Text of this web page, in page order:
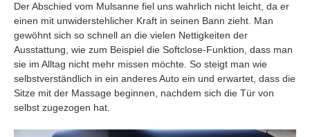
Der Abschied vom Mulsanne fiel uns wahrlich nicht leicht, da er
einen mit unwiderstehlicher Kraft in seinen Bann zieht. Man
gewöhnt sich so schnell an die vielen Nettigkeiten der
Ausstattung, wie zum Beispiel die Softclose-Funktion, dass man
sie im Alltag nicht mehr missen möchte. So steigt man wie
selbstverständlich in ein anderes Auto ein und erwartet, dass die
Sitze mit der Massage beginnen, nachdem sich die Tür von
selbst zugezogen hat.